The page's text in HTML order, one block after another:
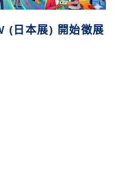
(日本展) 開始徵展